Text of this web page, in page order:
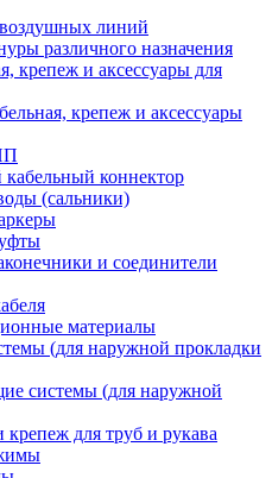
линий
различного назначения
крепеж и аксессуары для
крепеж и аксессуары
коннектор
(сальники)
и соединители
материалы
(для наружной прокладки
системы (для наружной
крепеж для труб и рукава